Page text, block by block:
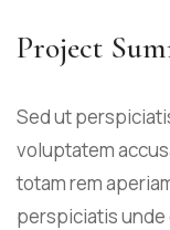
Project
Sed ut
voluptatem
totam rem
perspiciatis unde